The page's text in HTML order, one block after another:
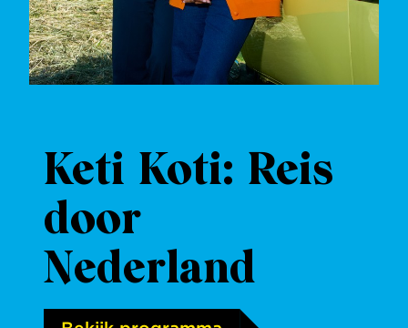
Keti Koti: Reis
door
Nederland